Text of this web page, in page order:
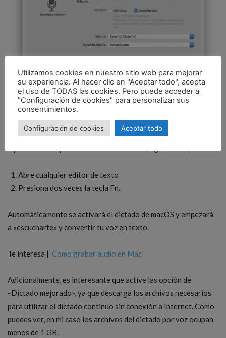
Abre cualquier editor de texto
Presiona dos veces la tecla Fn.
Automáticamente se activará el dictado de macOS y empezará
a «escucharte» y convertir tu voz en texto.
Te interesa | Cómo grabar audio en Mac
Adicionalmente, es interesante que active las opción de
«Dictado mejorado», ya que descarga los archivos necesarios
para utilizar el dictado continuo sin conexión a Internet. Como
puedes ver, en mi caso los archivos del dictado por voz ocupan
menos de 1 GB.
Utilizamos cookies en nuestro sitio web para mejorar
su experiencia. Al hacer clic en "Aceptar todo", acepta
el uso de TODAS las cookies. Pero puede acceder a
"Configuración de cookies" para personalizar sus
consentimientos.
Configuración de cookies Aceptar todo